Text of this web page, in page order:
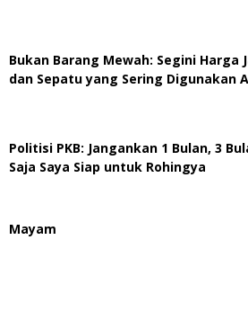
Bukan Barang Mewah: Segini Harga
dan Sepatu yang Sering Digunakan
Politisi PKB: Jangankan 1 Bulan, 3
Saja Saya Siap untuk Rohingya
Mayam